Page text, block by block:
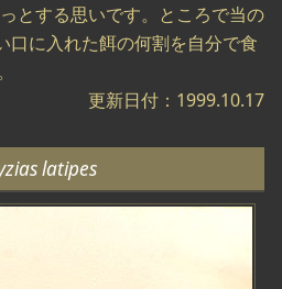
とする思いです。ところで当の
口に入れた餌の何割を自分で食
更新日付：1999.10.17
latipes